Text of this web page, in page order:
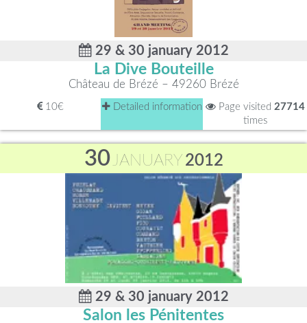
29 & 30 january 2012
La Dive Bouteille
Château de Brézé – 49260 Brézé
10€ Detailed information Page visited 27714
times
30JANUARY 2012
29 & 30 january 2012
Salon les Pénitentes